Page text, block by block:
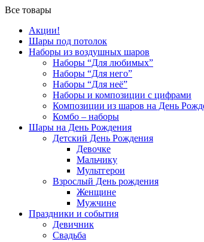
Все товары
Акции!
Шары под потолок
Наборы из воздушных шаров
Наборы “Для любимых”
Наборы “Для него”
Наборы “Для неё”
Наборы и композиции с цифрами
Композиции из шаров на День
Комбо – наборы
Шары на День Рождения
Детский День Рождения
Девочке
Мальчику
Мультгерои
Взрослый День рождения
Женщине
Мужчине
Праздники и события
Девичник
Свадьба